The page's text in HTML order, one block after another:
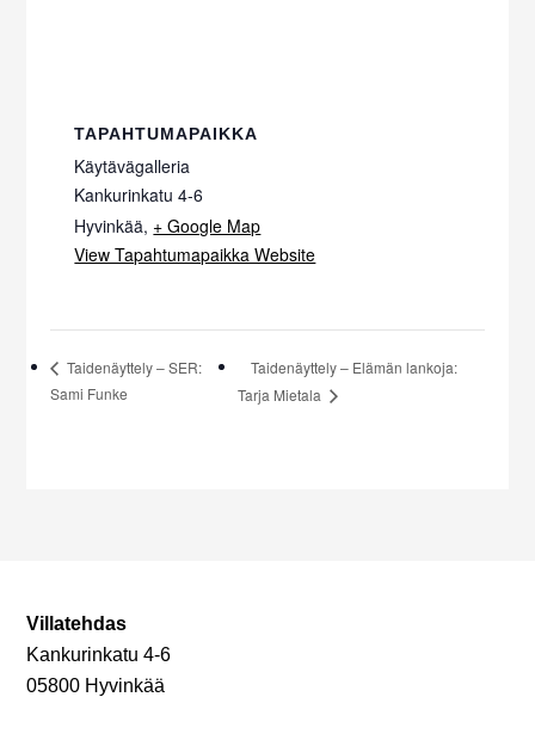
TAPAHTUMAPAIKKA
Käytävägalleria
Kankurinkatu 4-6
Hyvinkää, + Google Map
View Tapahtumapaikka Website
Taidenäyttely – SER:
Sami Funke
Taidenäyttely – Elämän lankoja:
Tarja Mietala
Villatehdas
Kankurinkatu 4-6
05800 Hyvinkää